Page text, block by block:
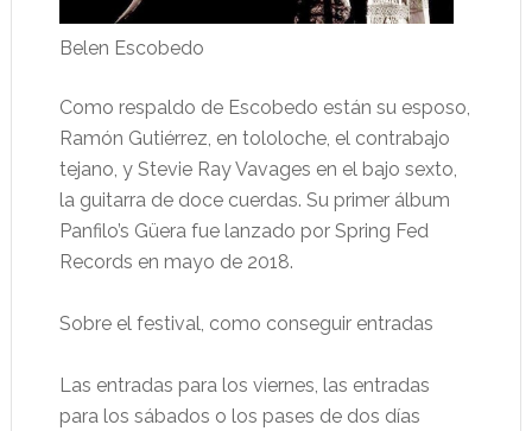
Belen Escobedo
Como respaldo de Escobedo están su esposo,
Ramón Gutiérrez, en tololoche, el contrabajo
tejano, y Stevie Ray Vavages en el bajo sexto,
la guitarra de doce cuerdas. Su primer álbum
Panfilo’s Güera fue lanzado por Spring Fed
Records en mayo de 2018.
Sobre el festival, como conseguir entradas
Las entradas para los viernes, las entradas
para los sábados o los pases de dos días